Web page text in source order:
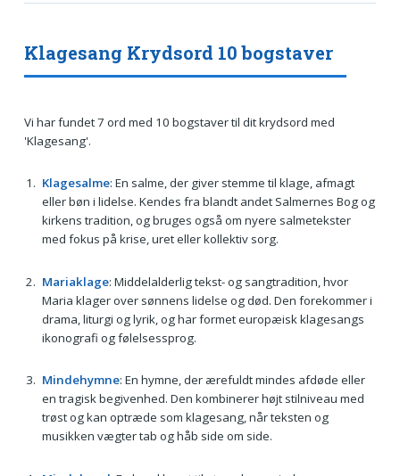
Klagesang Krydsord 10 bogstaver
Vi har fundet 7 ord med 10 bogstaver til dit krydsord med
'Klagesang'.
Klagesalme: En salme, der giver stemme til klage, afmagt
eller bøn i lidelse. Kendes fra blandt andet Salmernes Bog og
kirkens tradition, og bruges også om nyere salmetekster
med fokus på krise, uret eller kollektiv sorg.
Mariaklage: Middelalderlig tekst- og sangtradition, hvor
Maria klager over sønnens lidelse og død. Den forekommer i
drama, liturgi og lyrik, og har formet europæisk klagesangs
ikonografi og følelsessprog.
Mindehymne: En hymne, der ærefuldt mindes afdøde eller
en tragisk begivenhed. Den kombinerer højt stilniveau med
trøst og kan optræde som klagesang, når teksten og
musikken vægter tab og håb side om side.